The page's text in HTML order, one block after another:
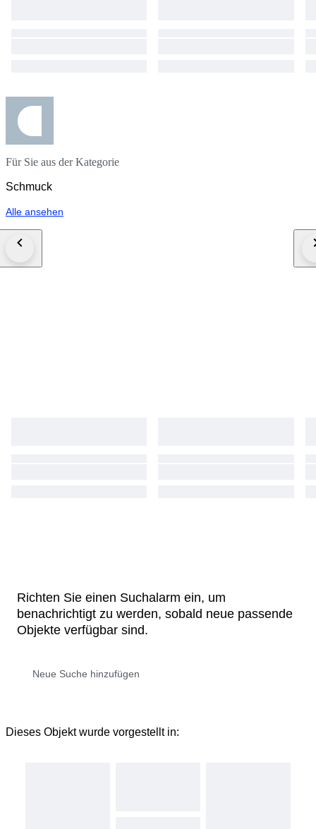
Für Sie aus der Kategorie
Schmuck
Alle ansehen
Richten Sie einen Suchalarm ein, um
benachrichtigt zu werden, sobald neue passende
Objekte verfügbar sind.
Dieses Objekt wurde vorgestellt in: